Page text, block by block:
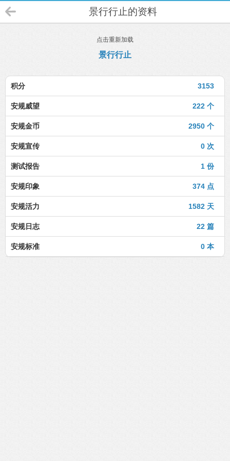
景行行止的资料
点击重新加载
景行行止
3153
积分
222 个
安规威望
2950 个
安规金币
0 次
安规宣传
1 份
测试报告
374 点
安规印象
1582 天
安规活力
22 篇
安规日志
0 本
安规标准